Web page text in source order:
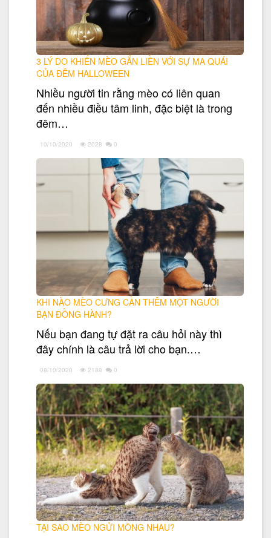
3 LÝ DO KHIẾN MÈO GẮN LIỀN VỚI SỰ MA QUÁI
CỦA ĐÊM HALLOWEEN
Nhiều người tin rằng mèo có liên quan
đến nhiều điều tâm linh, đặc biệt là trong
đêm…
10/10/2020 2028 0
KHI NÀO MÈO CƯNG CẦN THÊM MỘT NGƯỜI
BẠN ĐỒNG HÀNH?
Nếu bạn đang tự đặt ra câu hỏi này thì
đây chính là câu trả lời cho bạn.…
08/10/2020 2188 0
TẠI SAO MÈO NGỬI MÔNG NHAU?